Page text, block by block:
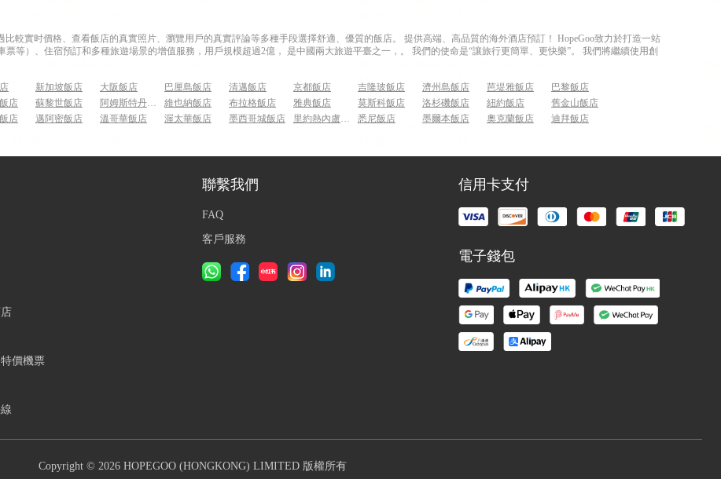
比較實时價格、查看飯店的真實照片、瀏覽用戶的真實評論等多種手段選擇舒適、優質的飯店。 提供高端、高品質的海外酒店預訂！ HopeGoo致力於打造一站
等）、住宿預訂和多種旅遊場景的增值服務，用戶規模超過2億， 是中國兩大旅遊平臺之一，。 我們的使命是“讓旅行更簡單、更快樂”。 我們將繼續使用創
新加坡飯店 大阪飯店 巴厘島飯店 清邁飯店 京都飯店 吉隆玻飯店 濟州島飯店 芭堤雅飯店
巴黎飯店
店 蘇黎世飯店 阿姆斯特丹飯店 維也納飯店 布拉格飯店 雅典飯店 莫斯科飯店 洛杉磯飯店 紐約飯店
舊金山飯店
店 邁阿密飯店 溫哥華飯店 渥太華飯店 墨西哥城飯店 里約熱內盧飯店 悉尼飯店 墨爾本飯店 奧克蘭飯店
迪拜飯店
價機票
聯繫我們
FAQ
客戶服務
信用卡支付
電子錢包
Copyright © 2026 HOPEGOO (HONGKONG) LIMITED 版權所有